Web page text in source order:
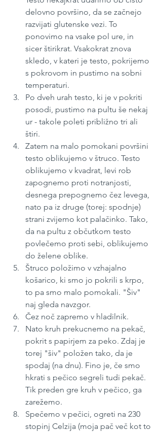
delovno površino, da se začnejo
razvijati glutenske vezi. To
ponovimo na vsake pol ure, in
sicer štirikrat. Vsakokrat znova
skledo, v kateri je testo, pokrijemo
s pokrovom in pustimo na sobni
temperaturi.
Po dveh urah testo, ki je v pokriti
posodi, pustimo na pultu še nekaj
ur - takole poleti približno tri ali
štiri.
Zatem na malo pomokani površini
testo oblikujemo v štruco. Testo
oblikujemo v kvadrat, levi rob
zapognemo proti notranjosti,
desnega prepognemo čez levega,
nato pa iz druge (torej: spodnje)
strani zvijemo kot palačinko. Tako,
da na pultu z občutkom testo
povlečemo proti sebi, oblikujemo
do želene oblike.
Štruco položimo v vzhajalno
košarico, ki smo jo pokrili s krpo,
to pa smo malo pomokali. "Šiv"
naj gleda navzgor.
Čez noč zapremo v hladilnik.
Nato kruh prekucnemo na pekač,
pokrit s papirjem za peko. Zdaj je
torej "šiv" položen tako, da je
spodaj (na dnu). Fino je, če smo
hkrati s pečico segreli tudi pekač.
Tik preden gre kruh v pečico, ga
zarežemo.
Spečemo v pečici, ogreti na 230
stopinj Celzija (moja pač več kot to